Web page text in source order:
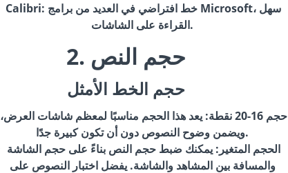
Calibri: خط افتراضي في العديد من برامج Microsoft، سهل
القراءة على الشاشات.
2. حجم النص
حجم الخط الأمثل
حجم 16-20 نقطة
: يعد هذا الحجم مناسبًا لمعظم شاشات العرض،
ويضمن وضوح النصوص دون أن تكون كبيرة جدًا.
الحجم المتغير : يمكنك ضبط حجم النص بناءً على حجم الشاشة
والمسافة بين المشاهد والشاشة. يفضل اختبار النصوص على